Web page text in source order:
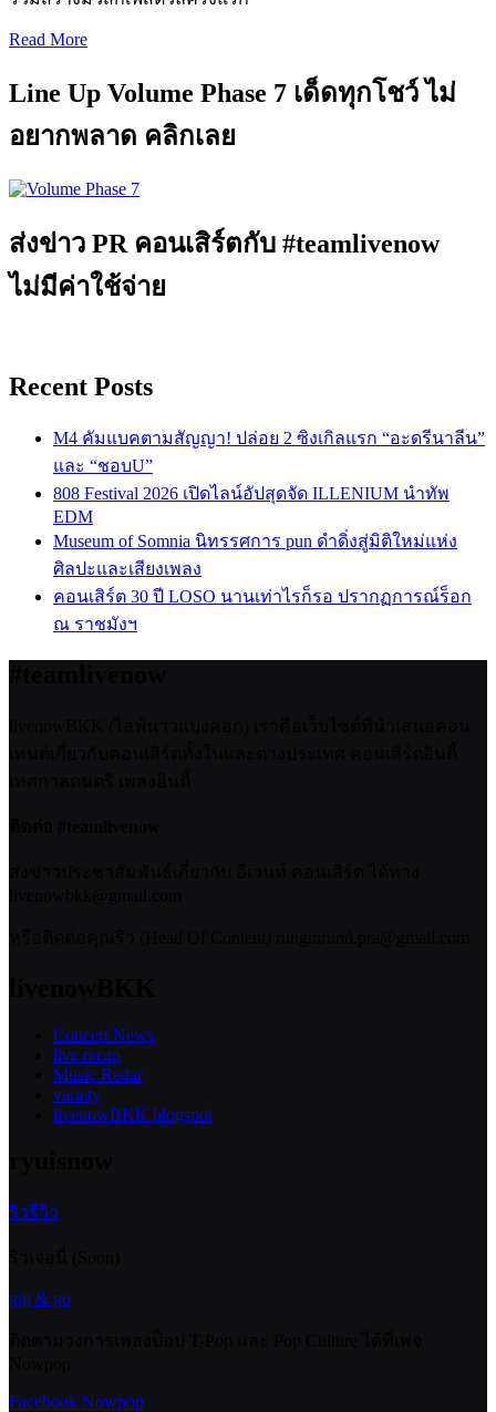
Read More
Line Up Volume Phase 7 เด็ดทุกโชว์ ไม่
อยากพลาด คลิกเลย
ส่งข่าว PR คอนเสิร์ตกับ #teamlivenow
ไม่มีค่าใช้จ่าย
Recent Posts
M4 คัมแบคตามสัญญา! ปล่อย 2 ซิงเกิลแรก “อะดรีนาลีน”
และ “ชอบU”
808 Festival 2026 เปิดไลน์อัปสุดจัด ILLENIUM นำทัพ
EDM
Museum of Somnia นิทรรศการ pun ดำดิ่งสู่มิติใหม่แห่ง
ศิลปะและเสียงเพลง
คอนเสิร์ต 30 ปี LOSO นานเท่าไรก็รอ ปรากฏการณ์ร็อก
ณ ราชมังฯ
Concert News
live recap
Music Radar
variety
livenowBKK blogspot
ริวรีวิว
gig & go
Facebook Nowpop